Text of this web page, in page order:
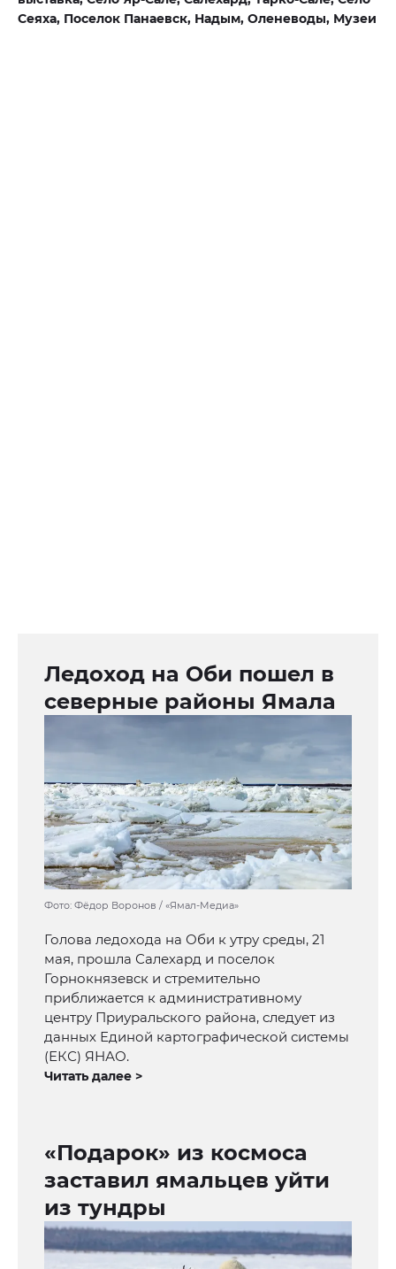
Сеяха, Поселок Панаевск, Надым, Оленеводы, Музеи
Ледоход на Оби пошел в
северные районы Ямала
Фото: Фёдор Воронов / «Ямал-Медиа»
Голова ледохода на Оби к утру среды, 21
мая, прошла Салехард и поселок
Горнокнязевск и стремительно
приближается к административному
центру Приуральского района, следует из
данных Единой картографической системы
(ЕКС) ЯНАО.
Читать далее >
«Подарок» из космоса
заставил ямальцев уйти
из тундры